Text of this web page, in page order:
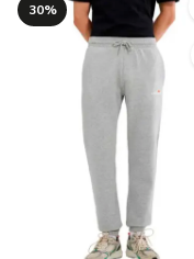
30%